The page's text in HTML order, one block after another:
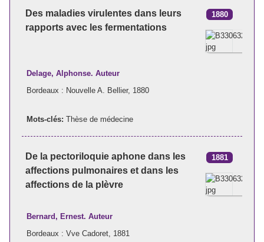
Des maladies virulentes dans leurs
rapports avec les fermentations
1880
Delage, Alphonse. Auteur
Bordeaux : Nouvelle A. Bellier, 1880
Mots-clés: Thèse de médecine
De la pectoriloquie aphone dans les
affections pulmonaires et dans les
affections de la plèvre
1881
Bernard, Ernest. Auteur
Bordeaux : Vve Cadoret, 1881